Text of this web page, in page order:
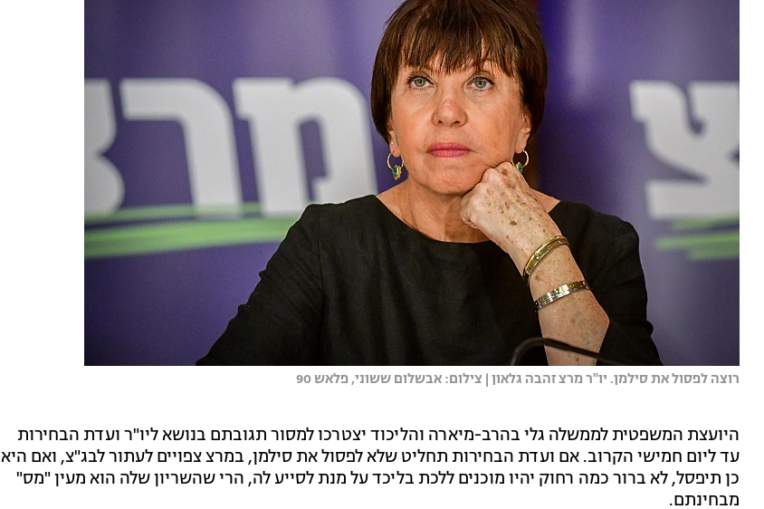
רוצה לפסול את סילמן. יו''ר מרצ זהבה גלאון | צילום: אבשלום ששוני, פלאש 90
היועצת המשפטית לממשלה גלי בהרב-מיארה והליכוד יצטרכו למסור תגובתם בנושא ליו"ר ועדת הבחירות
עד ליום חמישי הקרוב. אם ועדת הבחירות תחליט שלא לפסול את סילמן, במרצ צפויים לעתור לבג"צ, ואם היא
כן תיפסל, לא ברור כמה רחוק יהיו מוכנים ללכת בליכד על מנת לסייע לה, הרי שהשריון שלה הוא מעין "מס"
מבחינתם.